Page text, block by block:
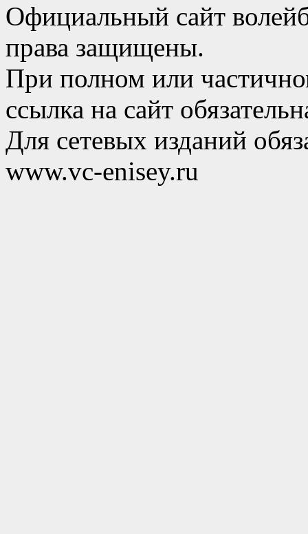
Официальный сайт
права защищены.
При полном или
ссылка на сайт
Для сетевых изданий
www.vc-enisey.ru